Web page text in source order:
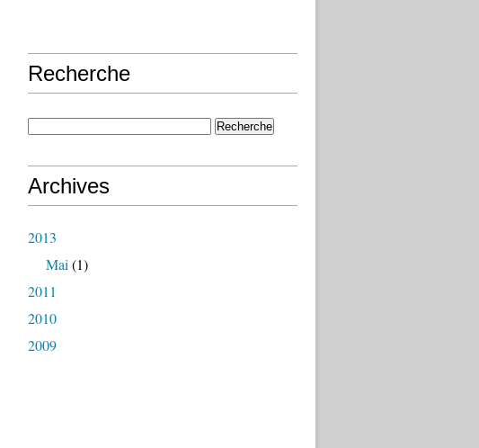
Recherche
Archives
2013
Mai (1)
2011
2010
2009